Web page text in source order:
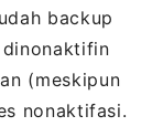
backup
(meskipun
nonaktifasi.